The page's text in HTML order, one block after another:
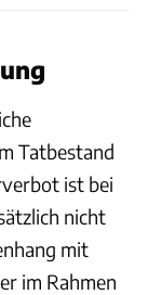
Tatbestand
ist bei
nicht
mit
im Rahmen